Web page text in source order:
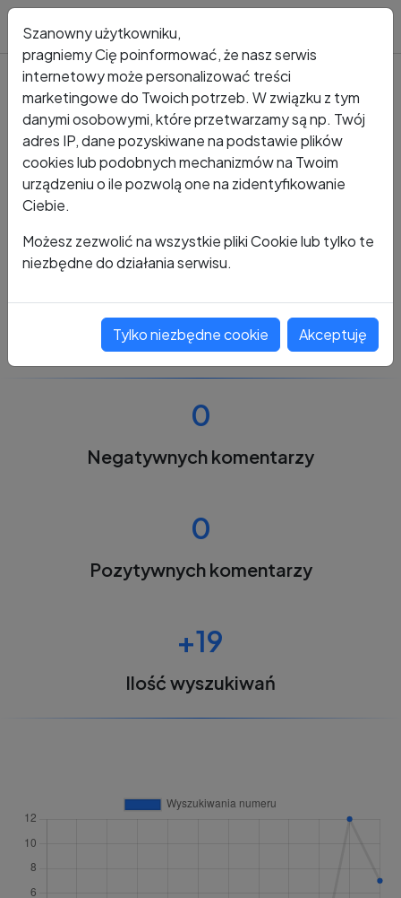
Kto dzwonił? Numer +48 814 778 606
+48 814 778 606
0
Negatywnych komentarzy
0
Pozytywnych komentarzy
+19
Ilość wyszukiwań
Szanowny użytkowniku,
pragniemy Cię poinformować, że nasz serwis
internetowy może personalizować treści
marketingowe do Twoich potrzeb. W związku z tym
danymi osobowymi, które przetwarzamy są np. Twój
adres IP, dane pozyskiwane na podstawie plików
cookies lub podobnych mechanizmów na Twoim
urządzeniu o ile pozwolą one na zidentyfikowanie
Ciebie.
Możesz zezwolić na wszystkie pliki Cookie lub tylko te
niezbędne do działania serwisu.
Tylko niezbędne cookie Akceptuję